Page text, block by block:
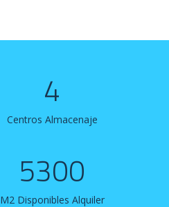
4
Centros Almacenaje
5300
M2 Disponibles Alquiler